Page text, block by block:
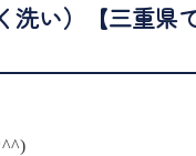
い）【三重県